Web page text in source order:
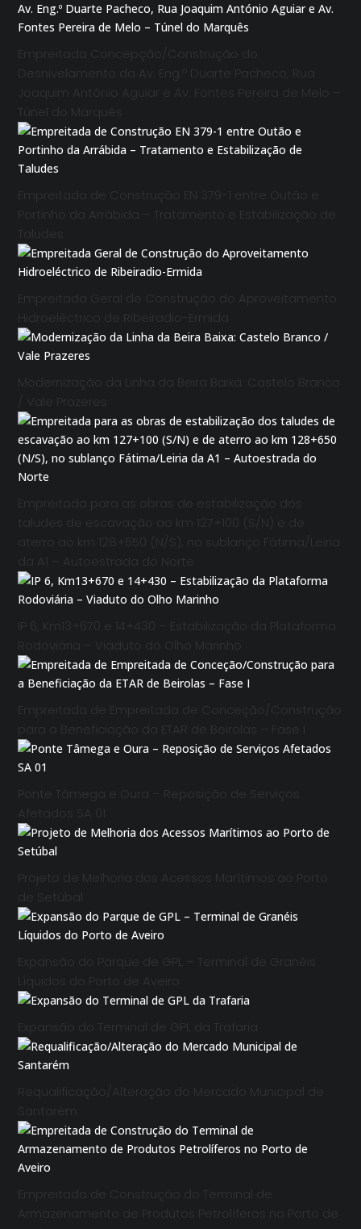
Empreitada Concepção/Construção do
Desnivelamento da Av. Eng.º Duarte Pacheco, Rua
Joaquim António Aguiar e Av. Fontes Pereira de Melo –
Túnel do Marquês
Empreitada de Construção EN 379-1 entre Outão e
Portinho da Arrábida – Tratamento e Estabilização de
Taludes
Empreitada Geral de Construção do Aproveitamento
Hidroeléctrico de Ribeiradio-Ermida
Modernização da Linha da Beira Baixa: Castelo Branco
/ Vale Prazeres
Empreitada para as obras de estabilização dos
taludes de escavação ao km 127+100 (S/N) e de
aterro ao km 128+650 (N/S), no sublanço Fátima/Leiria
da A1 – Autoestrada do Norte
IP 6, Km13+670 e 14+430 – Estabilização da Plataforma
Rodoviária – Viaduto do Olho Marinho
Empreitada de Empreitada de Conceção/Construção
para a Beneficiação da ETAR de Beirolas – Fase I
Ponte Tâmega e Oura – Reposição de Serviços
Afetados SA 01
Projeto de Melhoria dos Acessos Marítimos ao Porto
de Setúbal
Expansão do Parque de GPL – Terminal de Granéis
Líquidos do Porto de Aveiro
Expansão do Terminal de GPL da Trafaria
Requalificação/Alteração do Mercado Municipal de
Santarém
Empreitada de Construção do Terminal de
Armazenamento de Produtos Petrolíferos no Porto de